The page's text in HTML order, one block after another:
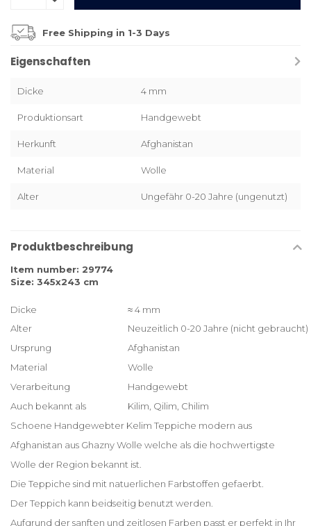
Free Shipping in 1-3 Days
Eigenschaften
Dicke 4 mm
Produktionsart Handgewebt
Herkunft Afghanistan
Material Wolle
Alter Ungefähr 0-20 Jahre (ungenutzt)
Produktbeschreibung
Item number: 29774
Size: 345x243 cm
Dicke
≈ 4 mm
Alter
Neuzeitlich 0-20 Jahre (nicht gebraucht)
Ursprung
Afghanistan
Material
Wolle
Verarbeitung
Handgewebt
Auch bekannt als
Kilim, Qilim, Chilim
Schoene Handgewebter Kelim Teppiche modern aus
Afghanistan aus Ghazny Wolle welche als die hochwertigste
Wolle der Region bekannt ist.
Die Teppiche sind mit natuerlichen Farbstoffen gefaerbt.
Der Teppich kann beidseitig benutzt werden.
Aufgrund der sanften und zeitlosen Farben passt er perfekt in Ihr